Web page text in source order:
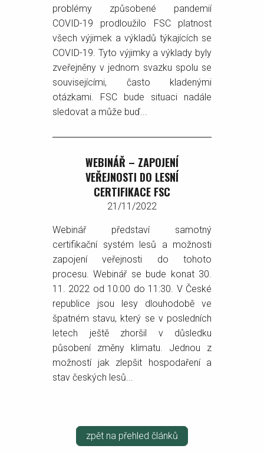
problémy způsobené pandemií
COVID-19 prodloužilo FSC platnost
všech výjimek a výkladů týkajících se
COVID-19. Tyto výjimky a výklady byly
zveřejněny v jednom svazku spolu se
souvisejícími, často kladenými
otázkami. FSC bude situaci nadále
sledovat a může buď...
WEBINÁŘ – ZAPOJENÍ
VEŘEJNOSTI DO LESNÍ
CERTIFIKACE FSC
21/11/2022
Webinář představí samotný
certifikační systém lesů a možnosti
zapojení veřejnosti do tohoto
procesu. Webinář se bude konat 30.
11. 2022 od 10:00 do 11:30. V České
republice jsou lesy dlouhodobě ve
špatném stavu, který se v posledních
letech ještě zhoršil v důsledku
působení změny klimatu. Jednou z
možností jak zlepšit hospodaření a
stav českých lesů...
zpět na přehled článků